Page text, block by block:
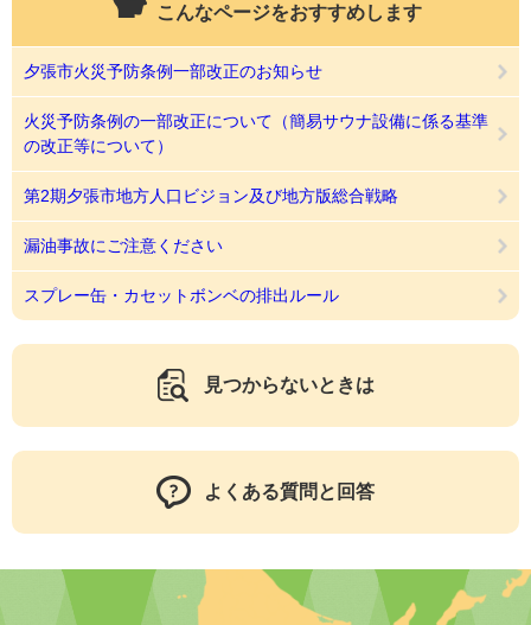
こんなページをおすすめします
夕張市火災予防条例一部改正のお知らせ
火災予防条例の一部改正について（簡易サウナ設備に係る基準
の改正等について）
第2期夕張市地方人口ビジョン及び地方版総合戦略
漏油事故にご注意ください
スプレー缶・カセットボンベの排出ルール
見つからないときは
よくある質問と回答